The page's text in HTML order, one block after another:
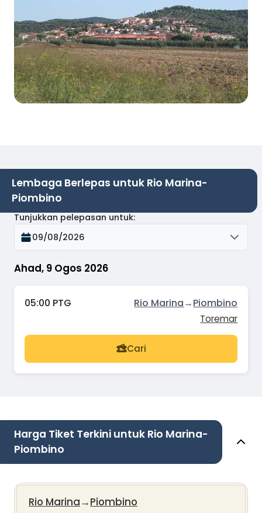
Lembaga Berlepas untuk Rio Marina-
Piombino
Ahad, 9 Ogos 2026
Tunjukkan pelepasan untuk:
09/08/2026
05:00 PTG Rio Marina→Piombino
Toremar
Cari
Harga Tiket Terkini untuk Rio Marina-
Piombino
Rio Marina→Piombino